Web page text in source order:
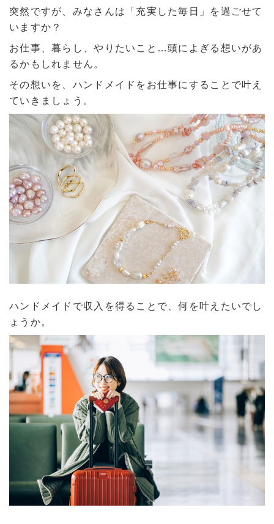
突然ですが、みなさんは「充実した毎日」を過ごせて
いますか？
お仕事、暮らし、やりたいこと…頭によぎる想いがあ
るかもしれません。
その想いを、ハンドメイドをお仕事にすることで叶え
ていきましょう。
ハンドメイドで収入を得ることで、何を叶えたいでし
ょうか。